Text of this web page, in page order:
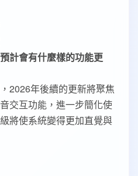
計會有什麼樣的功能更
2026年後續的更新將聚焦
交互功能，進一步簡化使
將使系統變得更加直覺與